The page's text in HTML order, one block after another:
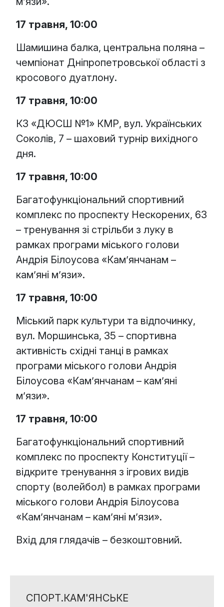
17 травня, 10:00
Шамишина балка, центральна поляна –
чемпіонат Дніпропетровської області з
кросового дуатлону.
17 травня, 10:00
КЗ «ДЮСШ №1» КМР, вул. Українських
Соколів, 7 – шаховий турнір вихідного
дня.
17 травня, 10:00
Багатофункціональний спортивний
комплекс по проспекту Нескорених, 63
– тренування зі стрільби з луку в
рамках програми міського голови
Андрія Білоусова «Кам’янчанам –
кам’яні м’язи».
17 травня, 10:00
Міський парк культури та відпочинку,
вул. Моршинська, 35 – спортивна
активність східні танці в рамках
програми міського голови Андрія
Білоусова «Кам’янчанам – кам’яні
м’язи».
17 травня, 10:00
Багатофункціональний спортивний
комплекс по проспекту Конституції –
відкрите тренування з ігрових видів
спорту (волейбол) в рамках програми
міського голови Андрія Білоусова
«Кам’янчанам – кам’яні м’язи».
Вхід для глядачів – безкоштовний.
СПОРТ.КАМ'ЯНСЬКЕ